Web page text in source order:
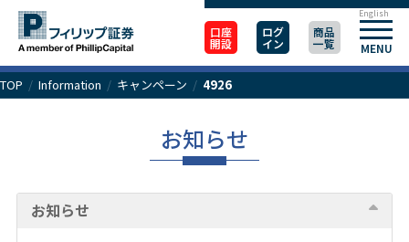
口座
開設
ログ
イン
商品
一覧 MENU
English
TOP / Information / キャンペーン / 4926
お知らせ
お知らせ